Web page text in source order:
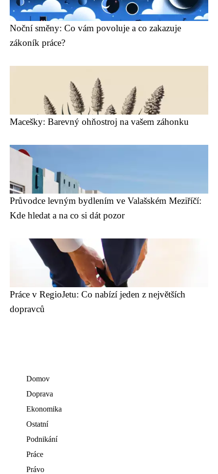
Noční směny: Co vám povoluje a co zakazuje
zákoník práce?
Macešky: Barevný ohňostroj na vašem záhonku
Průvodce levným bydlením ve Valašském Meziříčí:
Kde hledat a na co si dát pozor
Práce v RegioJetu: Co nabízí jeden z největších
dopravců
Domov
Doprava
Ekonomika
Ostatní
Podnikání
Práce
Právo